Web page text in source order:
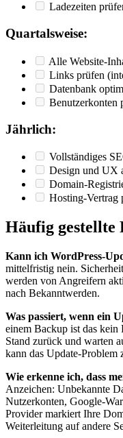
Ladezeiten
Quartalsweise:
Alle Website-
Links prüfen
Datenbank
Benutzerkonten
Jährlich:
Vollständiges
Design und UX
Domain-
Hosting-Vertrag
Häufig gestellte
Kann ich WordPress-
mittelfristig nein.
werden von Angreifern
nach Bekanntwerden.
Was passiert, wenn ein
einem Backup ist das
Stand zurück und warten
kann das Update-Problem
Wie erkenne ich, dass
Anzeichen: Unbekannte
Nutzerkonten, Google-
Provider markiert Ihre
Weiterleitung auf andere